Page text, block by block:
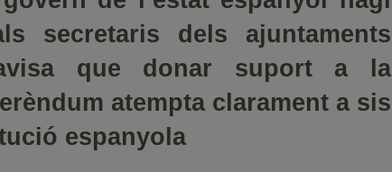
secretaris dels ajuntaments
que donar suport a la
atempta clarament a sis
espanyola